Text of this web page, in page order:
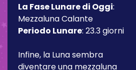
La Fase Lunare di Oggi:
Mezzaluna Calante
Periodo Lunare: 23.3 giorni
Infine, la Luna sembra
diventare una mezzaluna